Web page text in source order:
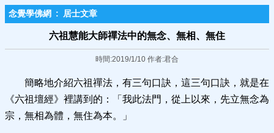
念覺學佛網 : 居士文章
六祖慧能大師禪法中的無念、無相、無住
時間:2019/1/10 作者:君合
簡略地介紹六祖禪法，有三句口訣，這三句口訣，就是在
《六祖壇經》裡講到的：「我此法門，從上以來，先立無念為
宗，無相為體，無住為本。」